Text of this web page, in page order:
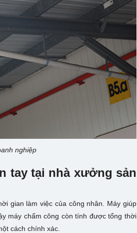
nghiệp
tay tại nhà xưởng sản
gian làm việc của công nhân. Máy giúp
máy chấm công còn tính được tổng thời
cách chính xác.